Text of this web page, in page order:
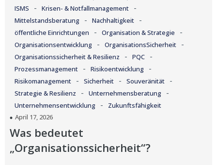
ISMS - Krisen- & Notfallmanagement -
Mittelstandsberatung - Nachhaltigkeit -
öffentliche Einrichtungen - Organisation & Strategie -
Organisationsentwicklung - OrganisationsSicherheit -
Organisationssicherheit & Resilienz - PQC -
Prozessmanagement - Risikoentwicklung -
Risikomanagement - Sicherheit - Souveränität -
Strategie & Resilienz - Unternehmensberatung -
Unternehmensentwicklung -
Zukunftsfähigkeit
April 17, 2026
Was bedeutet
„Organisationssicherheit“?